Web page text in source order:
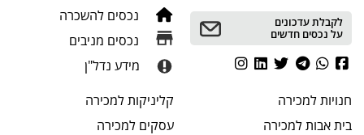
לקבלת עדכונים
על נכסים חדשים
נכסים להשכרה
נכסים מניבים
מידע נדל"ן
חנויותלמכירה
בית אבותלמכירה
קליניקותלמכירה
עסקים למכירה